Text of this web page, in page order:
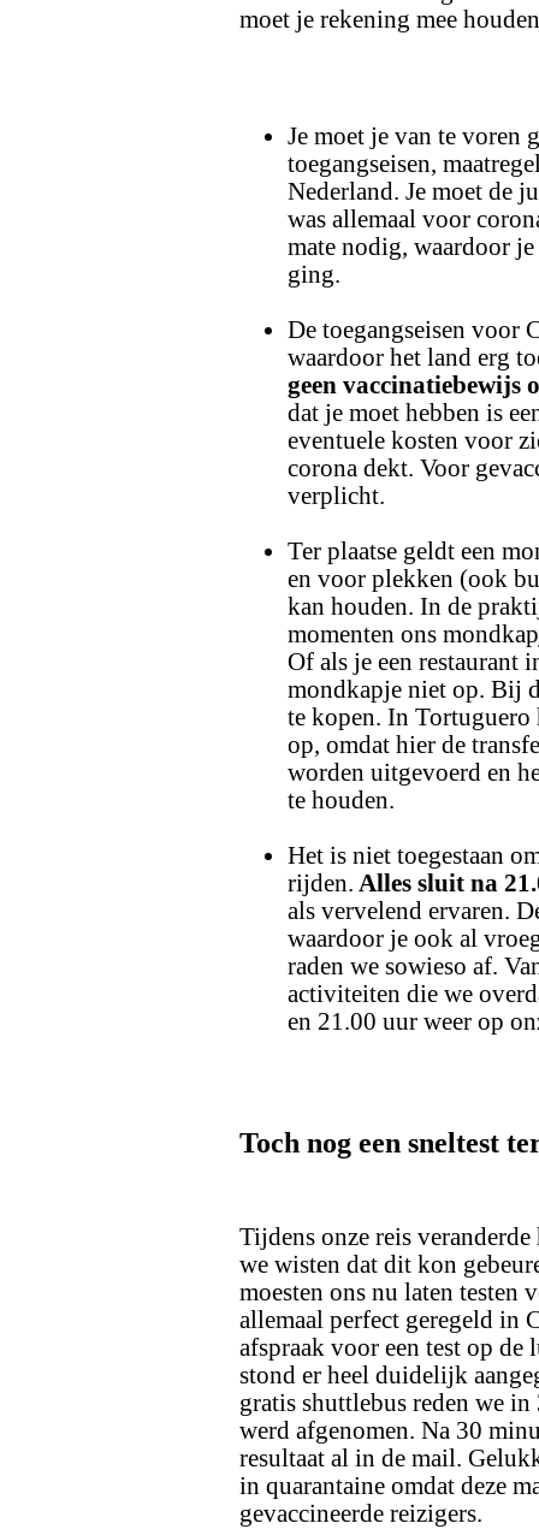
moet je rekening mee
Je moet je van te voren
toegangseisen,
Nederland. Je moet de
was allemaal voor
mate nodig, waardoor
ging.
De toegangseisen voor
waardoor het land erg
geen vaccinatiebewijs
dat je moet hebben is
eventuele kosten voor
corona dekt. Voor
verplicht.
Ter plaatse geldt een
en voor plekken (ook
kan houden. In de
momenten ons
Of als je een restaurant
mondkapje niet op. Bij
te kopen. In Tortuguero
op, omdat hier de
worden uitgevoerd en
te houden.
Het is niet toegestaan
rijden. Alles sluit na
als vervelend ervaren.
waardoor je ook al
raden we sowieso af.
activiteiten die we
en 21.00 uur weer op
Toch nog een sneltest
Tijdens onze reis
we wisten dat dit kon
moesten ons nu laten testen
allemaal perfect geregeld in
afspraak voor een test op de
stond er heel duidelijk
gratis shuttlebus reden we in
werd afgenomen. Na 30
resultaat al in de mail.
in quarantaine omdat deze
gevaccineerde reizigers.